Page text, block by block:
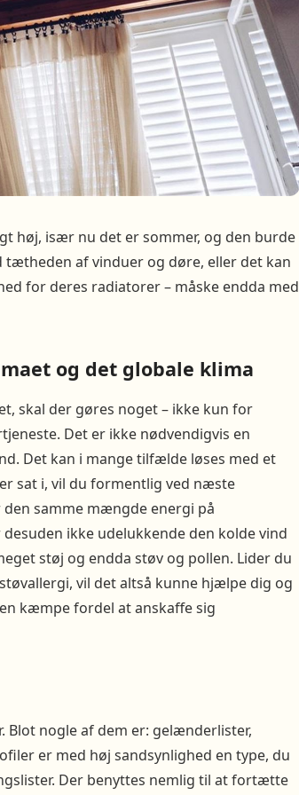
høj, især nu det er sommer, og den burde
af vinduer og døre, eller det kan
for deres radiatorer – måske endda med
og det globale klima
skal der gøres noget – ikke kun for
Det er ikke nødvendigvis en
Det kan i mange tilfælde løses med et
sat i, vil du formentlig ved næste
samme mængde energi på
ikke udelukkende den kolde vind
støj og endda støv og pollen. Lider du
vil det altså kunne hjælpe dig og
kæmpe fordel at anskaffe sig
nogle af dem er: gelænderlister,
er med høj sandsynlighed en type, du
Der benyttes nemlig til at fortætte